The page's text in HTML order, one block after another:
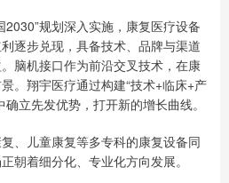
2030”规划深入实施，康复医疗设备
逐步兑现，具备技术、品牌与渠道
脑机接口作为前沿交叉技术，在康
。翔宇医疗通过构建“技术+临床+产
立先发优势，打开新的增长曲线。
、儿童康复等多专科的康复设备同
朝着细分化、专业化方向发展。